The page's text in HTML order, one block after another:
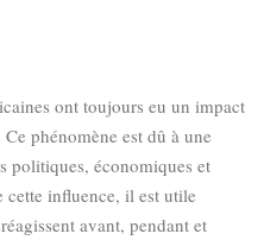
ont toujours eu un impact
phénomène est dû à une
politiques, économiques et
cette influence, il est utile
avant, pendant et